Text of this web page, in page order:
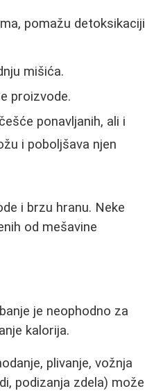
pomažu detoksikaciji
mišića.
proizvode.
ponavljanih, ali i
i poboljšava njen
i brzu hranu. Neke
od mešavine
je neophodno za
kalorija.
plivanje, vožnja
podizanja zdela) može